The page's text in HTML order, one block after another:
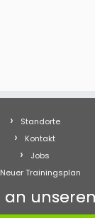
Standorte
Kontakt
Jobs
Neuer Trainingsplan
an